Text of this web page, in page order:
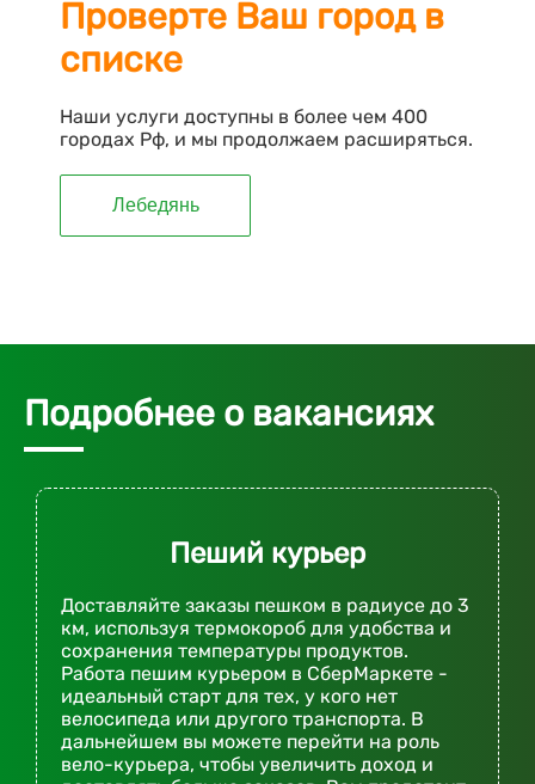
Проверте Ваш город в
списке
Наши услуги доступны в более чем 400
городах Рф, и мы продолжаем расширяться.
Лебедянь
Подробнее о вакансиях
Пеший курьер
Доставляйте заказы пешком в радиусе до 3
км, используя термокороб для удобства и
сохранения температуры продуктов.
Работа пешим курьером в СберМаркете -
идеальный старт для тех, у кого нет
велосипеда или другого транспорта. В
дальнейшем вы можете перейти на роль
вело-курьера, чтобы увеличить доход и